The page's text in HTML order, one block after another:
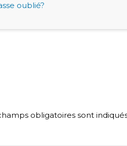
oublié?
obligatoires sont